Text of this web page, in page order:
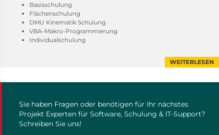
Basisschulung
Flächenschulung
DMU Kinematik Schulung
VBA-Makro-Programmierung
Individualschulung
WEITERLESEN
Sie haben Fragen oder benötigen für Ihr nächstes
Projekt Experten für Software, Schulung & IT-Support?
Schreiben Sie uns!